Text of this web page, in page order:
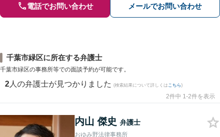
電話でお問い合わせ メールでお問い合わせ
千葉市緑区に所在する弁護士
千葉市緑区の事務所等での面談予約が可能です。
2 人の弁護士が見つかりました (検索結果について詳しくは こちら)
2件中 1-2件を表示
内山 傑史 弁護士
おゆみ野法律事務所